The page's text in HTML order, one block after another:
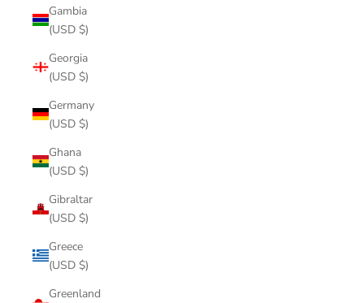
Gambia
(USD $)
Georgia
(USD $)
Germany
(USD $)
Ghana
(USD $)
Gibraltar
(USD $)
Greece
(USD $)
Greenland